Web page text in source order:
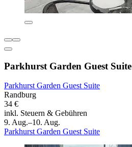
Parkhurst Garden Guest Suite
Parkhurst Garden Guest Suite
Randburg
34 €
inkl. Steuern & Gebühren
9. Aug.–10. Aug.
Parkhurst Garden Guest Suite